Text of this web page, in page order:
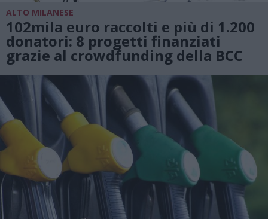
ALTO MILANESE
102mila euro raccolti e più di 1.200
donatori: 8 progetti finanziati
grazie al crowdfunding della BCC